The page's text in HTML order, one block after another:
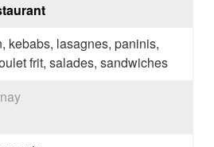
kebabs, lasagnes, paninis,
frit, salades, sandwiches